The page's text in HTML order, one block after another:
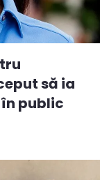
să ia
public